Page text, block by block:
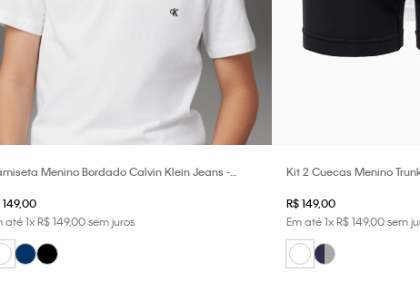
Menino Bordado Calvin Klein Jeans -
149,00
até1xR$ 149,00sem juros
Kit 2 Cuecas Menino
R$149,00
Em até1xR$149,00sem